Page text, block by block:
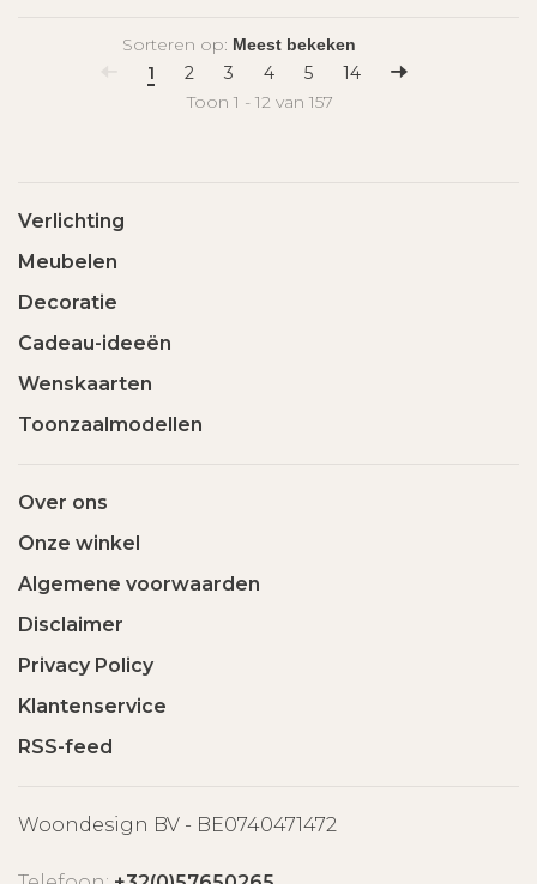
Sorteren op:
1
2 3 4 5
14
Toon 1 - 12 van 157
Verlichting
Meubelen
Decoratie
Cadeau-ideeën
Wenskaarten
Toonzaalmodellen
Over ons
Onze winkel
Algemene voorwaarden
Disclaimer
Privacy Policy
Klantenservice
RSS-feed
Woondesign BV - BE0740471472